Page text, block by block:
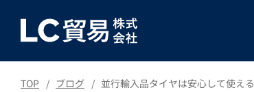
TOP ブログ 並行輸入品タイヤは安心して使え